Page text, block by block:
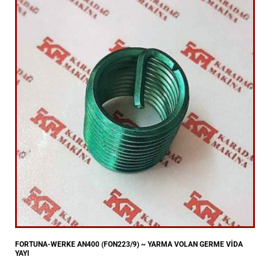
FORTUNA-WERKE AN400 (FON223/9) ~ YARMA VOLAN GERME VİDA
YAYI